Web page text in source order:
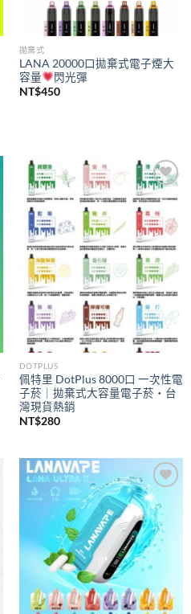
拋棄式
LANA 20000口拋棄式電子煙大
容量
閃光彈
NT$450
Add to
DOTPLUS
佩特里 DotPlus 8000口 一次性電
子菸｜拋棄式大容量電子菸・台
灣現貨熱銷
NT$280
Add to
wishlist